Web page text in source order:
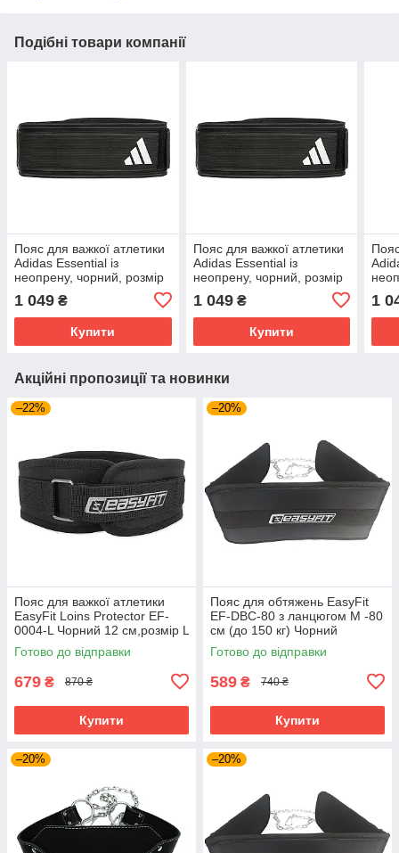
Подібні товари компанії
Пояс для важкої атлетики
Adidas Essential із
неопрену, чорний, розмір
S, талія 72-85 см, (ADGB-
12253-NL)
1 049 ₴
Купити
Пояс для важкої атлетики
Adidas Essential із
неопрену, чорний, розмір
(ADGB-12256)
1 049₴
Купити
1
Акційні пропозиції та новинки
–22%
Пояс для важкої атлетики
EasyFit Loins Protector EF-
0004-L Чорний 12 см,розмір L
(80–100 см)
Готово до відправки
679 ₴ 870 ₴
Купити
–20%
Пояс для обтяжень EasyFit
EF-DBC-80 з ланцюгом М -80
см (до 150 кг) Чорний
Готово до відправки
589 ₴ 740 ₴
Купити
–20% –20%